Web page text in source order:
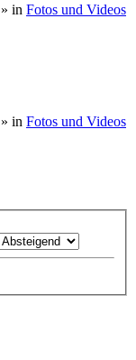
» in Fotos und Videos
» in Fotos und Videos